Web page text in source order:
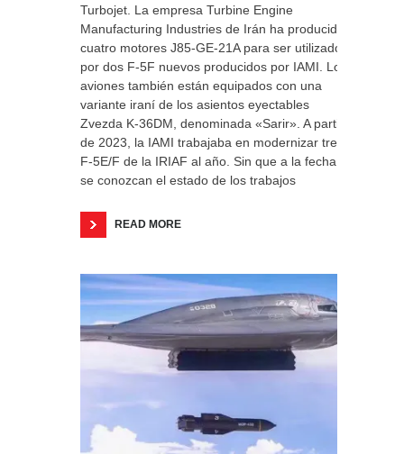
Turbojet. La empresa Turbine Engine
Manufacturing Industries de Irán ha producido
cuatro motores J85-GE-21A para ser utilizados
por dos F-5F nuevos producidos por IAMI. Los
aviones también están equipados con una
variante iraní de los asientos eyectables
Zvezda K-36DM, denominada «Sarir». A partir
de 2023, la IAMI trabajaba en modernizar tres
F-5E/F de la IRIAF al año. Sin que a la fecha
se conozcan el estado de los trabajos
READ MORE